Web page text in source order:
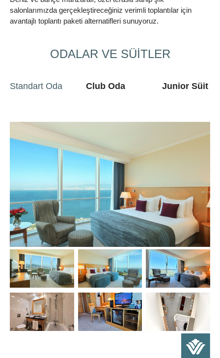
ODALAR VE SÜİTLER
Standart Oda Club Oda Junior Süit